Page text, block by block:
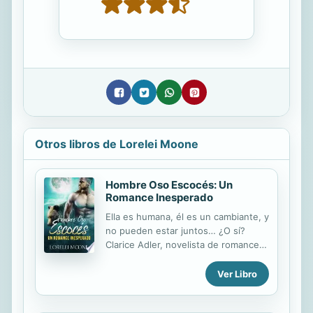
Otros libros de Lorelei Moone
Hombre Oso Escocés: Un
Romance Inesperado
Ella es humana, él es un cambiante, y
no pueden estar juntos… ¿O sí?
Clarice Adler, novelista de romance,
escribir desde que rompió con su
novio infiel. ¿Cómo imaginar una
Ver Libro